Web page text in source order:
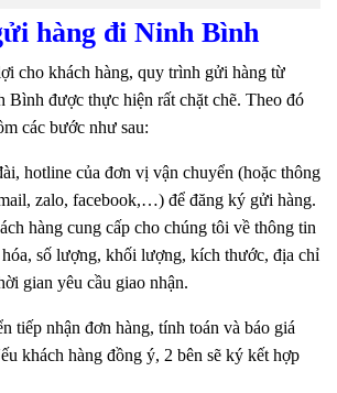
hàng đi Ninh Bình
cho khách hàng, quy trình gửi hàng từ
được thực hiện rất chặt chẽ. Theo đó
các bước như sau:
hotline của đơn vị vận chuyển (hoặc thông
zalo, facebook,…) để đăng ký gửi hàng.
hàng cung cấp cho chúng tôi về thông tin
số lượng, khối lượng, kích thước, địa chỉ
gian yêu cầu giao nhận.
tiếp nhận đơn hàng, tính toán và báo giá
khách hàng đồng ý, 2 bên sẽ ký kết hợp